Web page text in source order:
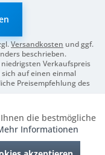
Versandkosten und ggf.
beschrieben.
Verkaufspreis
auf einen einmal
Preisempfehlung des
Aktiv
die bestmögliche
Informationen